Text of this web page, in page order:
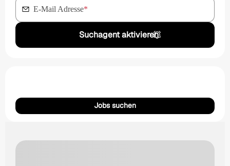
E-Mail Adresse*
Suchagent aktivieren
Jobs suchen